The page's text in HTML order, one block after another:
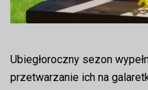
Ubiegłoroczny sezon
przetwarzanie ich na